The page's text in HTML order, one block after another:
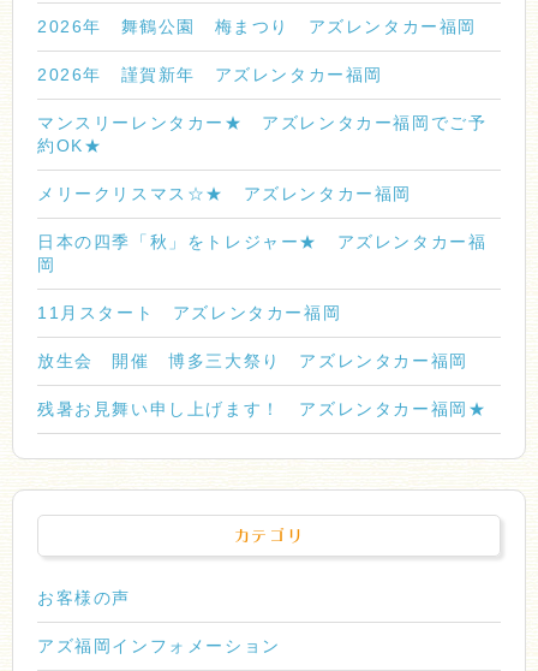
2026年 舞鶴公園 梅まつり アズレンタカー福岡
2026年 謹賀新年 アズレンタカー福岡
マンスリーレンタカー★ アズレンタカー福岡でご予
約OK★
メリークリスマス☆★ アズレンタカー福岡
日本の四季「秋」をトレジャー★ アズレンタカー福
岡
11月スタート アズレンタカー福岡
放生会 開催 博多三大祭り アズレンタカー福岡
残暑お見舞い申し上げます！ アズレンタカー福岡★
カテゴリ
お客様の声
アズ福岡インフォメーション